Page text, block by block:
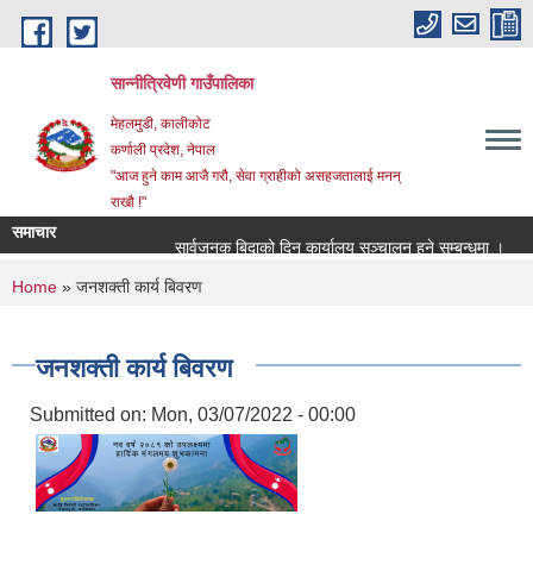
Skip to main content
सान्नीत्रिवेणी गाउँपालिका
मेहलमुडी, कालीकोट
कर्णाली प्रदेश, नेपाल
"आज हुने काम आजै गरौ, सेवा ग्राहीको असहजतालाई मनन्
राखौ !"
समाचार
सार्वजनुक बिदाको दिन कार्यालय सञ्चालन हुने सम्बन्धमा ।
You are here
Home » जनशक्ती कार्य बिवरण
जनशक्ती कार्य बिवरण
Submitted on: Mon, 03/07/2022 - 00:00